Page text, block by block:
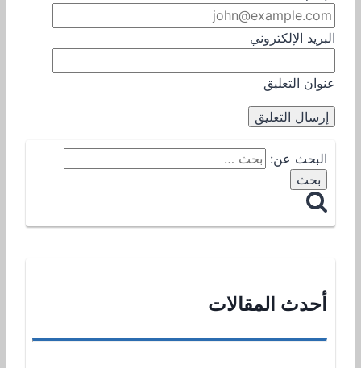
البريد الإلكتروني
عنوان التعليق
البحث عن:
أحدث المقالات